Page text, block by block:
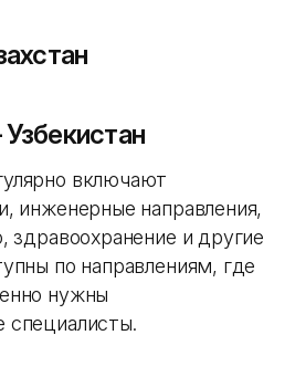
включают
инженерные направления,
здравоохранение и другие
по направлениям, где
нужны
специалисты.